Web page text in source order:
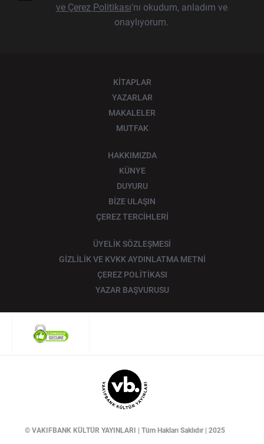
ve Çerez Politikası'nı okudum, anladım ve
onaylıyorum.
KİTAPLAR
YAZARLAR
MAKALELER
MUTFAK
HAKKIMIZDA
KÜNYE
DUYURU
BİZE ULAŞIN
ÇEREZ TERCİHLERİ
ÜYELİK SÖZLEŞMESİ
GİZLİLİK VE KVKK AYDINLATMA METNİ
ÇEREZ POLİTİKASI
YAZAR BAŞVURUSU
© VAKIFBANK KÜLTÜR YAYINLARI | Tüm Hakları Saklıdır | 2025